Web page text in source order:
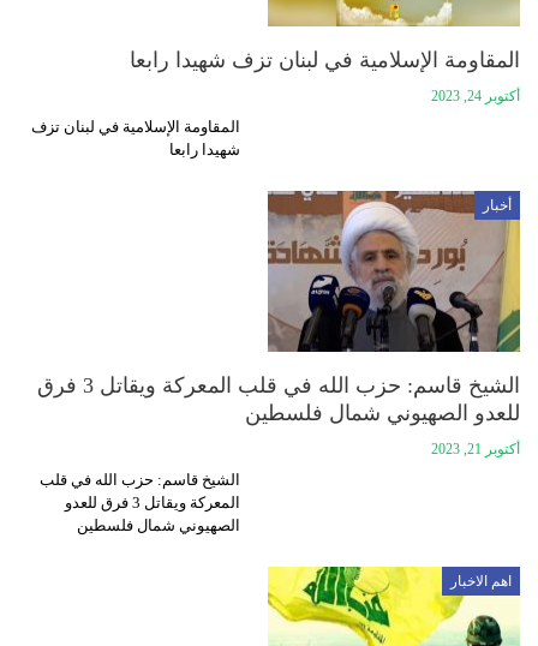
المقاومة الإسلامية في لبنان تزف شهيدا رابعا
أكتوبر 24, 2023
المقاومة الإسلامية في لبنان تزف
شهيدا رابعا
أخبار
الشيخ قاسم: حزب الله في قلب المعركة ويقاتل 3 فرق
للعدو الصهيوني شمال فلسطين
أكتوبر 21, 2023
الشيخ قاسم: حزب الله في قلب
المعركة ويقاتل 3 فرق للعدو
الصهيوني شمال فلسطين
اهم الاخبار